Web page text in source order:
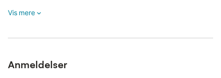
Vis mere
Anmeldelser